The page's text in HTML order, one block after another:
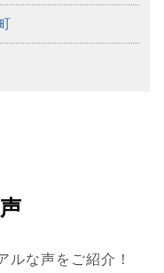
ルな声をご紹介！